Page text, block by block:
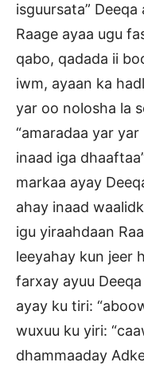
isguursata”
Raage ayaa ugu
qabo, qadada ii
iwm, ayaan ka
yar oo nolosha la
“amaradaa yar
inaad iga
markaa ayay
ahay inaad
igu yiraahdaan
leeyahay kun jeer
farxay ayuu
ayay ku tiri:
wuxuu ku yiri:
dhammaaday